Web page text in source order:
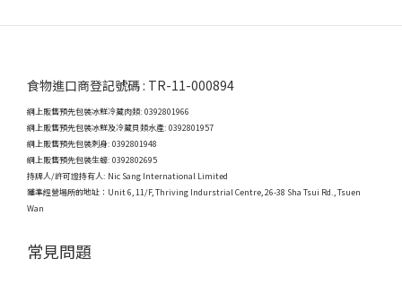
食物進口商登記號碼 : TR-11-000894
網上販售預先包裝冰鮮冷藏肉類: 0392801966
網上販售預先包裝冰鮮及冷藏貝類水產: 0392801957
網上販售預先包裝刺身: 0392801948
網上販售預先包裝生蠔: 0392802695
持牌人/許可證持有人: Nic Sang International Limited
獲準經營場所的地址： Unit 6, 11/F, Thriving Indurstrial Centre, 26-38 Sha Tsui Rd., Tsuen
Wan
常見問題